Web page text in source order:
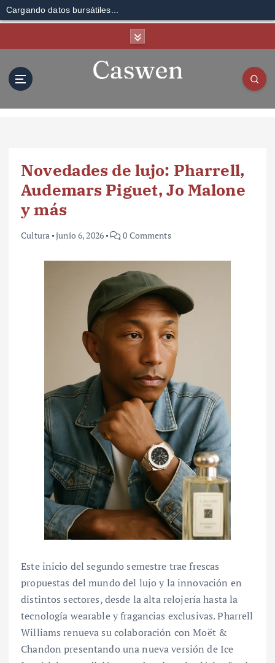
Cargando datos bursátiles...
Novedades de lujo: Pharrell,
Audemars Piguet, Jo Malone
y más
Cultura junio 6, 2026 0 Comments
Este inicio del segundo semestre trae frescas
propuestas del mundo del lujo y la innovación en
distintos sectores, desde la alta relojería hasta la
tecnología wearable y fragancias exclusivas. Pharrell
Williams renueva su colaboración con Moët &
Chandon presentando una nueva versión de Ice